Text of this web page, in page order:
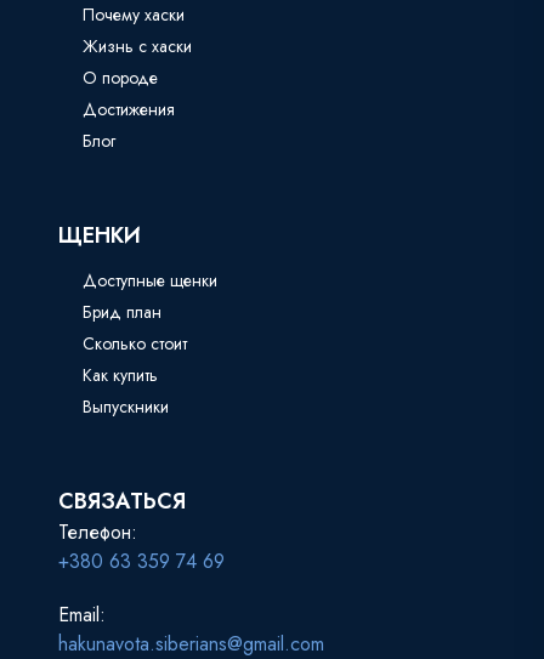
Почему хаски
Жизнь с хаски
О породе
Достижения
Блог
ЩЕНКИ
Доступные щенки
Брид план
Сколько стоит
Как купить
Выпускники
СВЯЗАТЬСЯ
Телефон:
+380 63 359 74 69
Email:
hakunavota.siberians@gmail.com